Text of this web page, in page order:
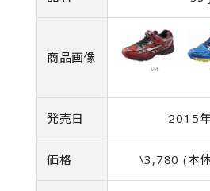
商品画像
発売日 2015
価格 \3,780 (本